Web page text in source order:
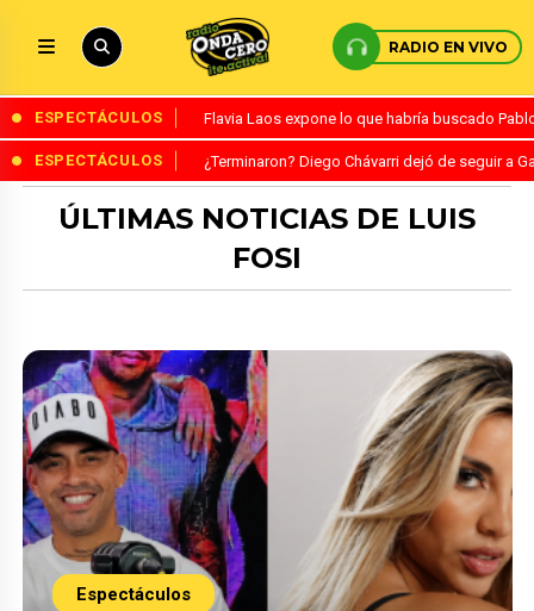
RADIO EN VIVO
ESPECTÁCULOS Flavia Laos expone lo que habría buscado
ESPECTÁCULOS ¿Terminaron? Diego Chávarri dejó de seguir a
ÚLTIMAS NOTICIAS DE LUIS
FOSI
Espectáculos